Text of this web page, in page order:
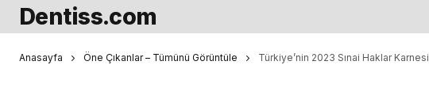
Dentiss.com
Anasayfa Öne Çıkanlar – Tümünü Görüntüle Türkiye’nin 2023 Sınai Haklar Karnesi